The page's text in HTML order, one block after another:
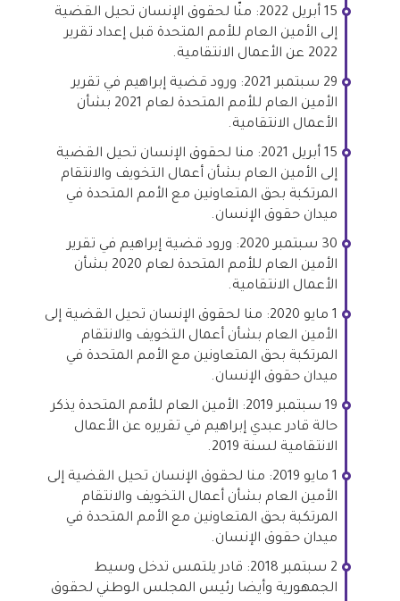
15 أبريل 2022: منّا لحقوق الإنسان تحيل القضية
إلى الأمين العام للأمم المتحدة قبل إعداد تقرير
2022 عن الأعمال الانتقامية.
29 سبتمبر 2021: ورود قضية إبراهيم في تقرير
الأمين العام للأمم المتحدة لعام 2021 بشأن
الأعمال الانتقامية.
15 أبريل 2021: منا لحقوق الإنسان تحيل القضية
إلى الأمين العام بشأن أعمال التخويف والانتقام
المرتكبة بحق المتعاونين مع الأمم المتحدة في
ميدان حقوق الإنسان.
30 سبتمبر 2020: ورود قضية إبراهيم في تقرير
الأمين العام للأمم المتحدة لعام 2020 بشأن
الأعمال الانتقامية.
1 مايو 2020: منا لحقوق الإنسان تحيل القضية إلى
الأمين العام بشأن أعمال التخويف والانتقام
المرتكبة بحق المتعاونين مع الأمم المتحدة في
ميدان حقوق الإنسان.
19 سبتمبر 2019: الأمين العام للأمم المتحدة يذكر
حالة قادر عبدي إبراهيم في تقريره عن الأعمال
الانتقامية لسنة 2019.
1 مايو 2019: منا لحقوق الإنسان تحيل القضية إلى
الأمين العام بشأن أعمال التخويف والانتقام
المرتكبة بحق المتعاونين مع الأمم المتحدة في
ميدان حقوق الإنسان.
2 سبتمبر 2018: قادر يلتمس تدخل وسيط
الجمهورية وأيضا رئيس المجلس الوطني لحقوق